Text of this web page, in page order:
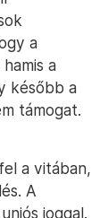
a
a
később a
támogat.
a vitában,
A
joggal.